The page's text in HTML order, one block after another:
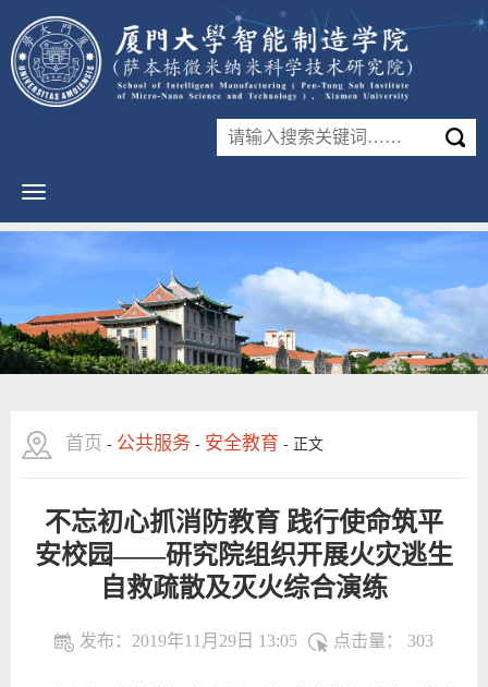
首页 - 公共服务 - 安全教育 - 正文
不忘初心抓消防教育 践行使命筑平
安校园——研究院组织开展火灾逃生
自救疏散及灭火综合演练
发布：2019年11月29日 13:05 点击量： 303